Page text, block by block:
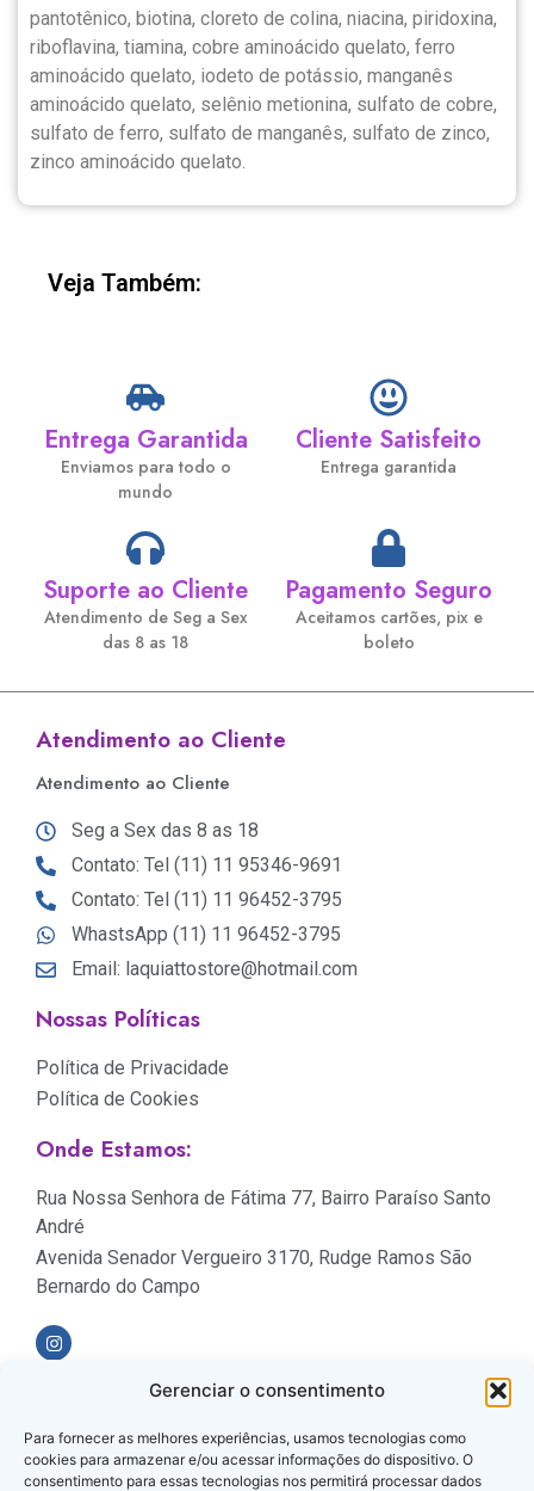
Gerenciar o consentimento
Para fornecer as melhores experiências, usamos tecnologias como
cookies para armazenar e/ou acessar informações do dispositivo. O
consentimento para essas tecnologias nos permitirá processar dados
pantotênico, biotina, cloreto de colina, niacina, piridoxina,
riboflavina, tiamina, cobre aminoácido quelato, ferro
aminoácido quelato, iodeto de potássio, manganês
aminoácido quelato, selênio metionina, sulfato de cobre,
sulfato de ferro, sulfato de manganês, sulfato de zinco,
zinco aminoácido quelato.
Veja Também:
Entrega Garantida
Enviamos para todo o
mundo
Cliente Satisfeito
Entrega garantida
Suporte ao Cliente
Atendimento de Seg a Sex
das 8 as 18
Pagamento Seguro
Aceitamos cartões, pix e
boleto
Atendimento ao Cliente
Atendimento ao Cliente
Seg a Sex das 8 as 18
Contato: Tel (11) 11 95346-9691
Contato: Tel (11) 11 96452-3795
WhastsApp (11) 11 96452-3795
Email: laquiattostore@hotmail.com
Nossas Políticas
Política de Privacidade
Política de Cookies
Onde Estamos:
Rua Nossa Senhora de Fátima 77, Bairro Paraíso Santo
André
Avenida Senador Vergueiro 3170, Rudge Ramos São
Bernardo do Campo
Formas de Pagamento